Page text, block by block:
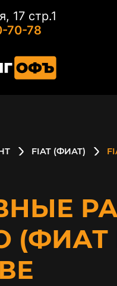
17 стр.1
70-78
FIAT (ФИАТ)